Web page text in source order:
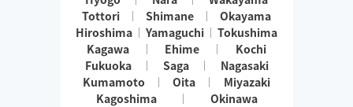
Tottori
Shimane
Okayama
Hiroshima
Yamaguchi
Tokushima
Kagawa
Ehime
Kochi
Fukuoka
Saga
Nagasaki
Kumamoto
Oita
Miyazaki
Kagoshima
Okinawa